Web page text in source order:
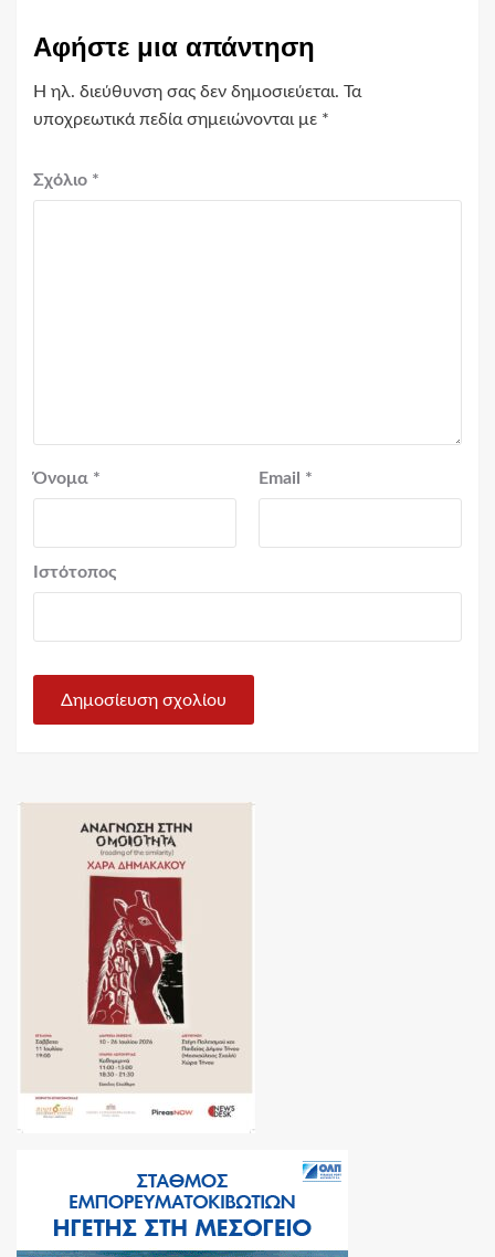
Αφήστε μια απάντηση
Η ηλ. διεύθυνση σας δεν δημοσιεύεται. Τα
υποχρεωτικά πεδία σημειώνονται με *
Σχόλιο *
Όνομα * Email *
Ιστότοπος